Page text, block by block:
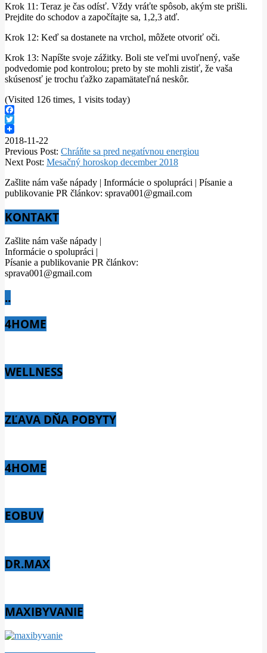
Krok 11: Teraz je čas odísť. Vždy vráťte spôsob, akým ste prišli.
Prejdite do schodov a započítajte sa, 1,2,3 atď.
Krok 12: Keď sa dostanete na vrchol, môžete otvoriť oči.
Krok 13: Napíšte svoje zážitky. Boli ste veľmi uvoľnený, vaše
podvedomie pod kontrolou; preto by ste mohli zistiť, že vaša
skúsenosť je trochu ťažko zapamätateľná neskôr.
(Visited 126 times, 1 visits today)
Facebook
Twitter
2018-11-22
Previous Post: Chráňte sa pred negatívnou energiou
Next Post: Mesačný horoskop december 2018
Zašlite nám vaše nápady | Informácie o spolupráci | Písanie a
publikovanie PR článkov: sprava001@gmail.com
KONTAKT
Zašlite nám vaše nápady |
Informácie o spolupráci |
Písanie a publikovanie PR článkov:
sprava001@gmail.com
..
4HOME
WELLNESS
ZĽAVA DŇA POBYTY
4HOME
EOBUV
DR.MAX
MAXIBYVANIE